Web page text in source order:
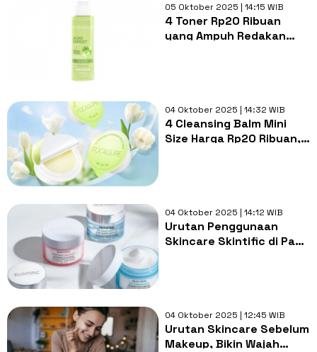
05 Oktober 2025 | 14:15 WIB
4 Toner Rp20 Ribuan
yang Ampuh Redakan
04 Oktober 2025 | 14:32 WIB
4 Cleansing Balm Mini
Size Harga Rp20 Ribuan,
04 Oktober 2025 | 14:12 WIB
Urutan Penggunaan
Skincare Skintific di Pagi
04 Oktober 2025 | 12:45 WIB
Urutan Skincare Sebelum
Makeup, Bikin Wajah